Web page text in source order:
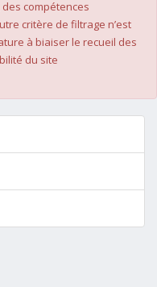
compétences
critère de filtrage n’est
à biaiser le recueil des
du site